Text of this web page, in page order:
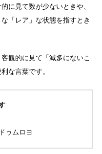
に見て数が少ないときや、
「レア」な状態を指すとき
観的に見て「滅多にないこ
な言葉です。
ムロヨ